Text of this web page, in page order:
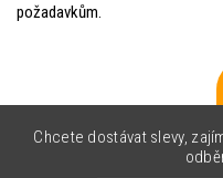
požadavkům.
Chcete dostávat slevy,